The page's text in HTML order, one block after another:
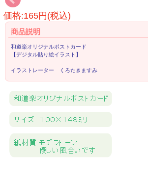
価格:165円(税込)
商品説明
和道楽オリジナルポストカード
【デジタル貼り絵イラスト】
イラストレーター くろたきますみ